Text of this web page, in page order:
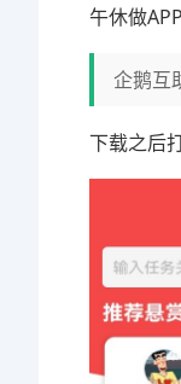
午休做
企鹅互
下载之后